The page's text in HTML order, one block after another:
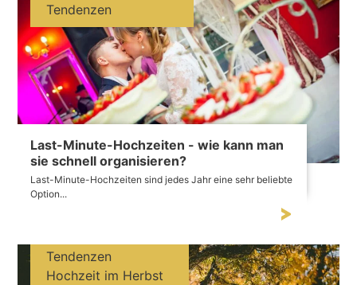
Last-Minute-Hochzeiten - wie kann man
sie schnell organisieren?
Last-Minute-Hochzeiten sind jedes Jahr eine sehr beliebte
Option...
Tendenzen
Tendenzen
Hochzeit im Herbst